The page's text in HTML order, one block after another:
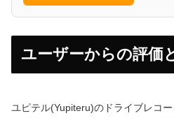
ユーザーからの評価
ユピテル(Yupiteru)のドライブレコ